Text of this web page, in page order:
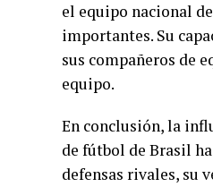
el equipo nacional
importantes. Su
sus compañeros de
equipo.
En conclusión, la
de fútbol de Brasil
defensas rivales, su